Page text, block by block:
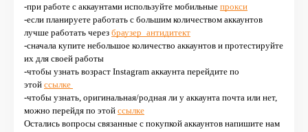
-при работе с аккаунтами используйте мобильные прокси
-если планируете работать с большим количеством аккаунтов
лучше работать через браузер_антидитект
-сначала купите небольшое количество аккаунтов и протестируйте
их для своей работы
-чтобы узнать возраст Instagram аккаунта перейдите по
этой ссылке
-чтобы узнать, оригинальная/родная ли у аккаунта почта или нет,
можно перейдя по этой ссылке
Остались вопросы связанные с покупкой аккаунтов напишите нам